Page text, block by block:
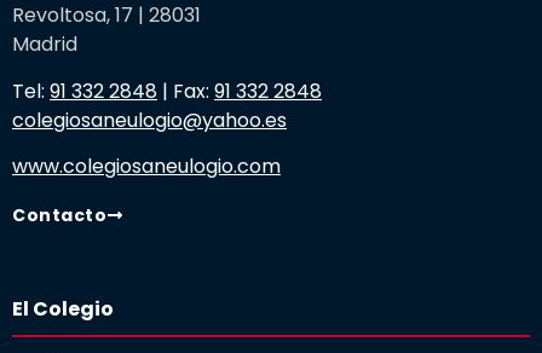
Revoltosa, 17 | 28031
Madrid
Tel: 91 332 2848 | Fax: 91 332 2848
colegiosaneulogio@yahoo.es
www.colegiosaneulogio.com
Contacto
El Colegio